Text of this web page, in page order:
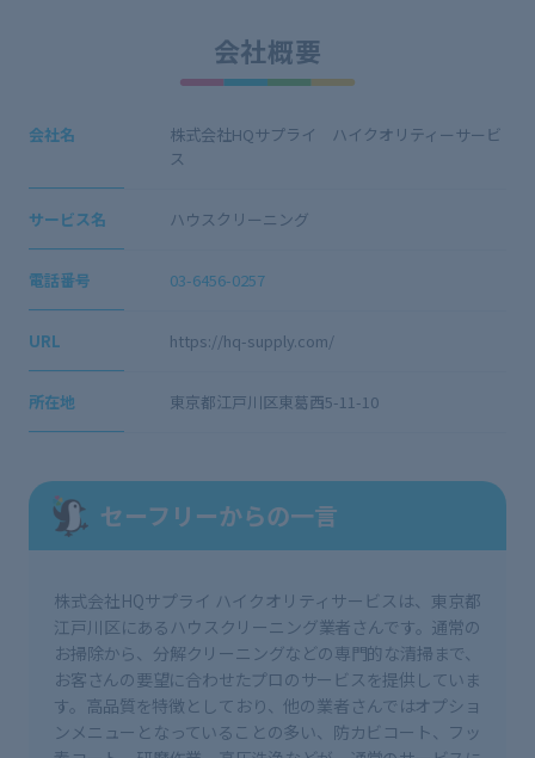
会社概要
会社名
株式会社HQサプライ ハイクオリティーサービ
ス
サービス名 ハウスクリーニング
電話番号 03-6456-0257
URL https://hq-supply.com/
所在地 東京都江戸川区東葛西5-11-10
セーフリーからの一言
株式会社HQサプライ ハイクオリティサービスは、東京都
江戸川区にあるハウスクリーニング業者さんです。通常の
お掃除から、分解クリーニングなどの専門的な清掃まで、
お客さんの要望に合わせたプロのサービスを提供していま
す。高品質を特徴としており、他の業者さんではオプショ
ンメニューとなっていることの多い、防カビコート、フッ